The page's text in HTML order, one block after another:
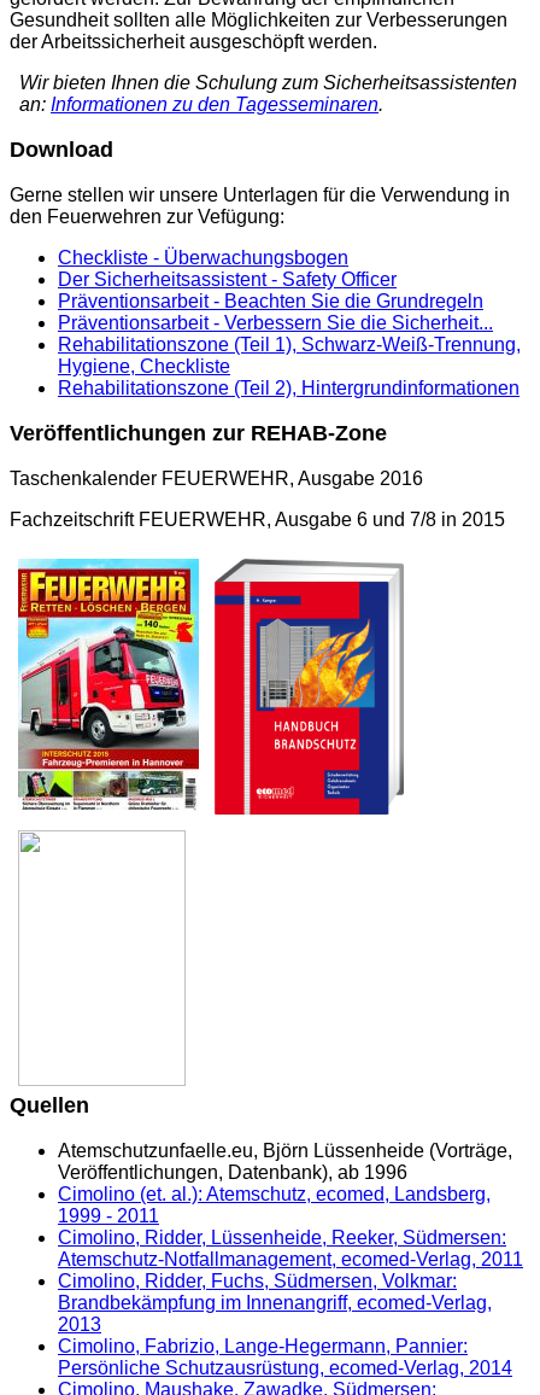
Gesundheit sollten alle Möglichkeiten zur Verbesserungen
der Arbeitssicherheit ausgeschöpft werden.
Wir bieten Ihnen die Schulung zum Sicherheitsassistenten
an: Informationen zu den Tagesseminaren.
Download
Gerne stellen wir unsere Unterlagen für die Verwendung in
den Feuerwehren zur Vefügung:
Checkliste - Überwachungsbogen
Der Sicherheitsassistent - Safety Officer
Präventionsarbeit - Beachten Sie die Grundregeln
Präventionsarbeit - Verbessern Sie die Sicherheit...
Rehabilitationszone (Teil 1), Schwarz-Weiß-Trennung,
Hygiene, Checkliste
Rehabilitationszone (Teil 2), Hintergrundinformationen
Veröffentlichungen zur REHAB-Zone
Taschenkalender FEUERWEHR, Ausgabe 2016
Fachzeitschrift FEUERWEHR, Ausgabe 6 und 7/8 in 2015
Quellen
Atemschutzunfaelle.eu, Björn Lüssenheide (Vorträge,
Veröffentlichungen, Datenbank), ab 1996
Cimolino (et. al.): Atemschutz, ecomed, Landsberg,
1999 - 2011
Cimolino, Ridder, Lüssenheide, Reeker, Südmersen:
Atemschutz-Notfallmanagement, ecomed-Verlag, 2011
Cimolino, Ridder, Fuchs, Südmersen, Volkmar:
Brandbekämpfung im Innenangriff, ecomed-Verlag,
2013
Cimolino, Fabrizio, Lange-Hegermann, Pannier:
Persönliche Schutzausrüstung, ecomed-Verlag, 2014
Cimolino, Maushake, Zawadke, Südmersen: